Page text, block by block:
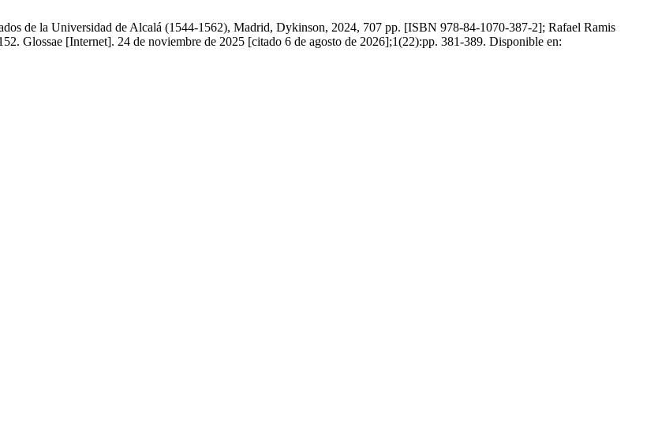
de la Universidad de Alcalá (1544-1562), Madrid, Dykinson, 2024, 707 pp. [ISBN 978-84-1070-387-2]; Rafael Ramis
Glossae [Internet]. 24 de noviembre de 2025 [citado 6 de agosto de 2026];1(22):pp. 381-389. Disponible en: